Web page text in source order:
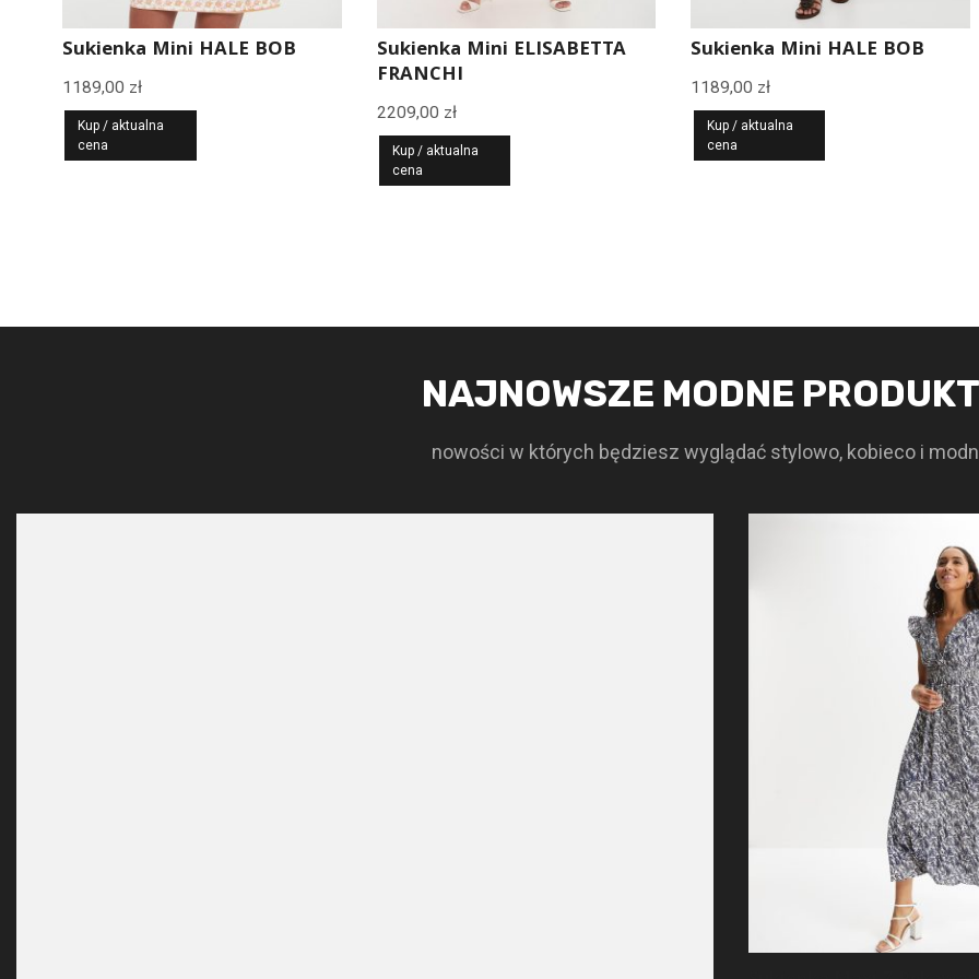
Sukienka Mini HALE BOB
1189,00 zł
Kup / aktualna
cena
Sukienka Mini ELISABETTA
FRANCHI
2209,00 zł
Kup / aktualna
cena
Sukienka Mini HALE BOB
1189,00 zł
Kup / aktualna
cena
NAJNOWSZE MODNE
nowości w których będziesz wyglądać stylowo, kobieco i